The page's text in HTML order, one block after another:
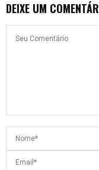
DEIXE UM